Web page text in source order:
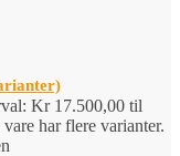
Kr 17.500,00 til
vare har flere varianter.